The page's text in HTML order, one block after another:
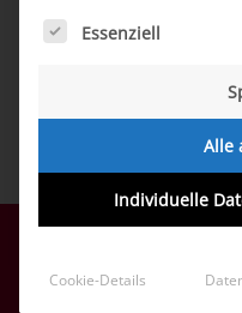
Es folgt eine Liste
Essenziell
Alle
Individuelle
Cookie-Details